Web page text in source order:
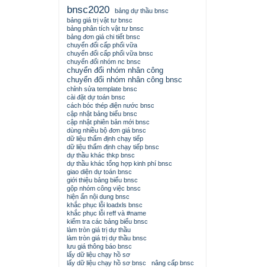
bnsc2020
bảng dự thầu bnsc
bảng giá trị vật tư bnsc
bảng phân tích vật tư bnsc
bảng đơn giá chi tiết bnsc
chuyển đổi cấp phối vữa
chuyển đổi cấp phối vữa bnsc
chuyển đổi nhóm nc bnsc
chuyển đổi nhóm nhân công
chuyển đổi nhóm nhân công bnsc
chỉnh sửa template bnsc
cài đặt dự toán bnsc
cách bóc thép điện nước bnsc
cập nhật bảng biểu bnsc
cập nhật phiên bản mới bnsc
dùng nhiều bộ đơn giá bnsc
dữ liệu thẩm định chạy tiếp
dữ liệu thẩm định chạy tiếp bnsc
dự thầu khác thkp bnsc
dự thầu khác tổng hợp kinh phí bnsc
giao diện dự toán bnsc
giới thiệu bảng biểu bnsc
gộp nhóm công việc bnsc
hiện ẩn nội dung bnsc
khắc phục lỗi loadxls bnsc
khắc phục lỗi reff và #name
kiểm tra các bảng biểu bnsc
làm tròn giá trị dự thầu
làm tròn giá trị dự thầu bnsc
lưu giá thông báo bnsc
lấy dữ liệu chạy hồ sơ
lấy dữ liệu chạy hồ sơ bnsc
nâng cấp bnsc